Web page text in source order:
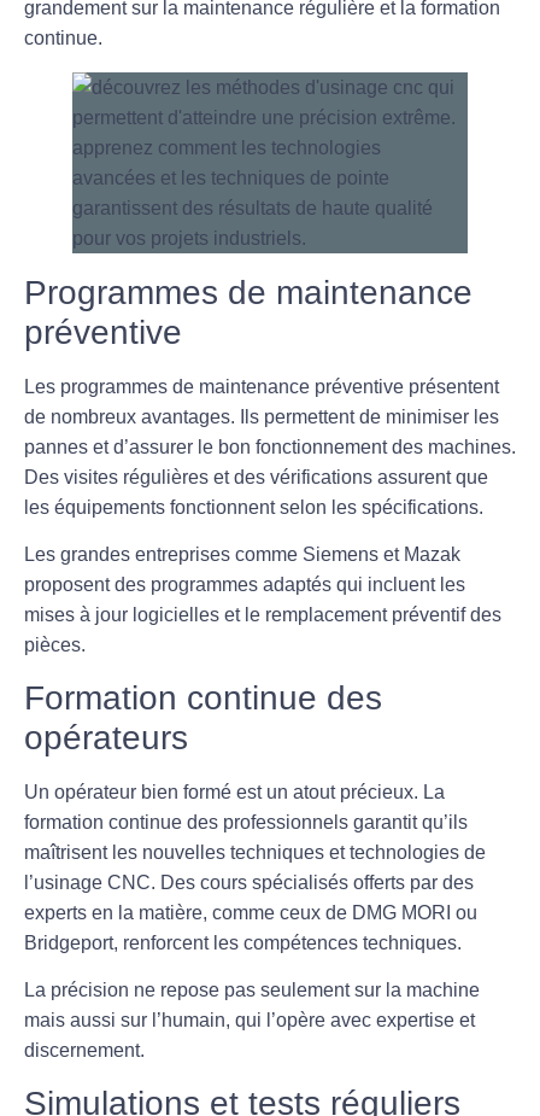
grandement sur la maintenance régulière et la formation
continue.
Programmes de maintenance
préventive
Les programmes de maintenance préventive présentent
de nombreux avantages. Ils permettent de minimiser les
pannes et d’assurer le bon fonctionnement des machines.
Des visites régulières et des vérifications assurent que
les équipements fonctionnent selon les spécifications.
Les grandes entreprises comme Siemens et Mazak
proposent des programmes adaptés qui incluent les
mises à jour logicielles et le remplacement préventif des
pièces.
Formation continue des
opérateurs
Un opérateur bien formé est un atout précieux. La
formation continue des professionnels garantit qu’ils
maîtrisent les nouvelles techniques et technologies de
l’usinage CNC. Des cours spécialisés offerts par des
experts en la matière, comme ceux de DMG MORI ou
Bridgeport, renforcent les compétences techniques.
La précision ne repose pas seulement sur la machine
mais aussi sur l’humain, qui l’opère avec expertise et
discernement.
Simulations et tests réguliers